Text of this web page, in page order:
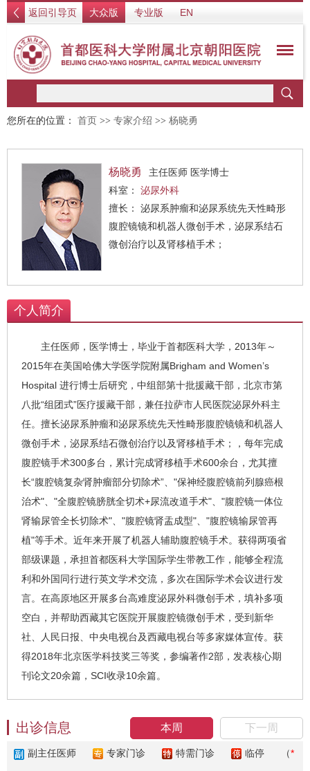
返回引导页 大众版 专业版 EN
您所在的位置： 首页 >> 专家介绍 >> 杨晓勇
杨晓勇
主任医师 医学博士
科室： 泌尿外科
擅长： 泌尿系肿瘤和泌尿系统先天性畸形
腹腔镜镜和机器人微创手术，泌尿系结石
微创治疗以及肾移植手术；
个人简介
主任医师，医学博士，毕业于首都医科大学，2013年～
2015年在美国哈佛大学医学院附属Brigham and Women’s
Hospital 进行博士后研究，中组部第十批援藏干部，北京市第
八批“组团式”医疗援藏干部，兼任拉萨市人民医院泌尿外科主
任。擅长泌尿系肿瘤和泌尿系统先天性畸形腹腔镜镜和机器人
微创手术，泌尿系结石微创治疗以及肾移植手术；，每年完成
腹腔镜手术300多台，累计完成肾移植手术600余台，尤其擅
长“腹腔镜复杂肾肿瘤部分切除术”、"保神经腹腔镜前列腺癌根
治术"、"全腹腔镜膀胱全切术+尿流改道手术"、"腹腔镜一体位
肾输尿管全长切除术"、"腹腔镜肾盂成型"、"腹腔镜输尿管再
植"等手术。近年来开展了机器人辅助腹腔镜手术。获得两项省
部级课题，承担首都医科大学国际学生带教工作，能够全程流
利和外国同行进行英文学术交流，多次在国际学术会议进行发
言。在高原地区开展多台高难度泌尿外科微创手术，填补多项
空白，并帮助西藏其它医院开展腹腔镜微创手术，受到新华
社、人民日报、中央电视台及西藏电视台等多家媒体宣传。获
得2018年北京医学科技奖三等奖，参编著作2部，发表核心期
刊论文20余篇，SCI收录10余篇。
本周 下一周
出诊信息
副主任医师 专家门诊 特需门诊 临停 （*